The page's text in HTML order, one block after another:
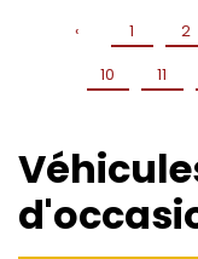
‹ 1 2
10 11